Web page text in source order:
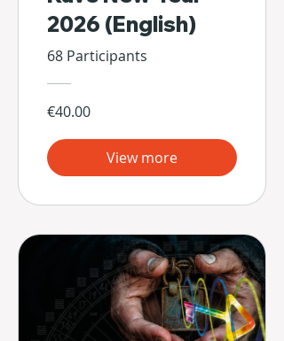
2026 (English)
68 Participants
€40.00
View more